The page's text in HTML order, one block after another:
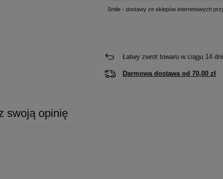
Smile - dostawy ze sklepów internetowych
Łatwy zwrot towaru w ciągu 14dni
Darmowa dostawa od 70,00 zł
swoją opinię